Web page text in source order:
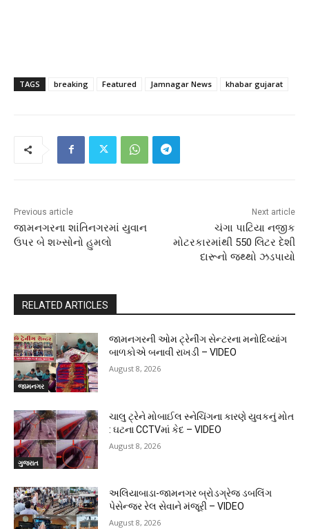
TAGS breaking Featured Jamnagar News khabar gujarat
Previous article
જામનગરના શાંતિનગરમાં યુવાન
ઉપર બે શખ્સોનો હુમલો
Next article
ચંગા પાટિયા નજીક
મોટરકારમાંથી 550 લિટર દેશી
દારૂનો જથ્થો ઝડપાયો
RELATED ARTICLES
જામનગર
જામનગરની ઓમ ટ્રેનીંગ સેન્ટરના મનોદિવ્યાંગ
બાળકોએ બનાવી રાખડી – VIDEO
August 8, 2026
ગુજરાત
ચાલુ ટ્રેને મોબાઈલ સ્નેચિંગના કારણે યુવકનું મોત
: ઘટના CCTVમાં કેદ – VIDEO
August 8, 2026
અલિયાબાડા-જામનગર બ્રોડગ્રેજ ડબલિંગ
પેસેન્જર રેલ સેવાને મંજૂરી – VIDEO
August 8, 2026